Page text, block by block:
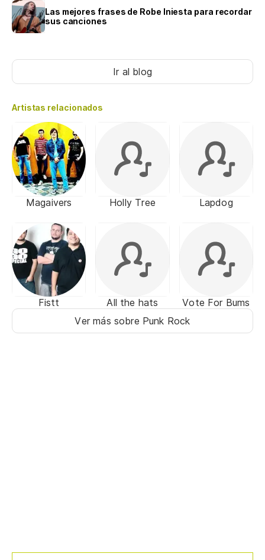
Las mejores frases de Robe Iniesta para recordar
sus canciones
Ir al blog
Artistas relacionados
Magaivers Holly Tree Lapdog
Fistt All the hats
Vote For Bums
Ver más sobre Punk Rock